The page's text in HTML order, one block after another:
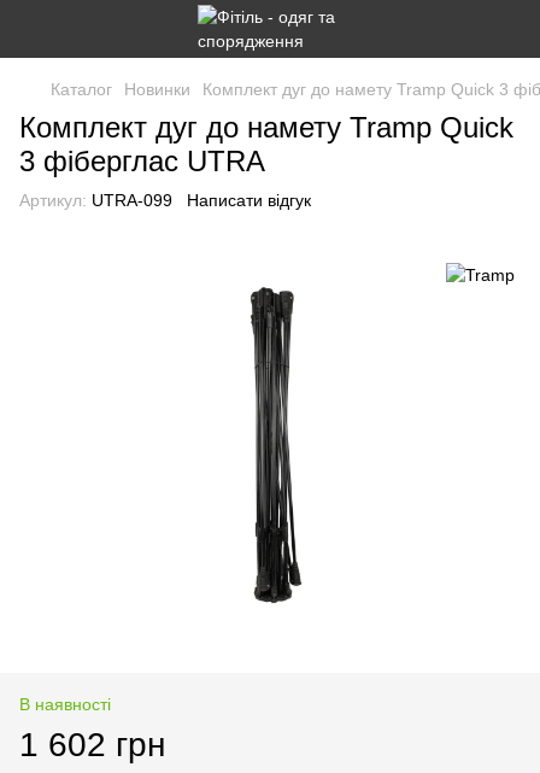
Каталог Новинки Комплект дуг до намету Tramp Quick 3
Комплект дуг до намету Tramp Quick
3 фіберглас UTRA
Артикул: UTRA-099 Написати відгук
В наявності
1 602 грн